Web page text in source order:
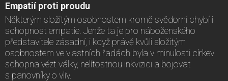
Empatií proti proudu
Některým složitým osobnostem kromě svědomí chybí i
schopnost empatie. Jenže ta je pro náboženského
představitele zásadní, i když právě kvůli složitým
osobnostem ve vlastních řadách byla v minulosti církev
schopna vézt války, nelítostnou inkvizici a bojovat
s panovníky o vliv.